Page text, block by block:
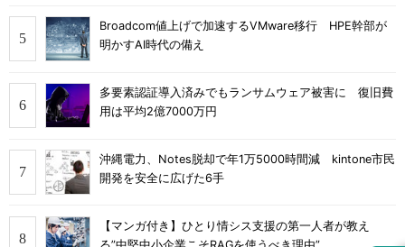
Broadcom値上げで加速するVMware移行 HPE幹部が
明かすAI時代の備え
多要素認証導入済みでもランサムウェア被害に 復旧費
用は平均2億7000万円
沖縄電力、Notes脱却で年1万5000時間減 kintone市民
開発を安全に広げた6手
【マンガ付き】ひとり情シス支援の第一人者が教え